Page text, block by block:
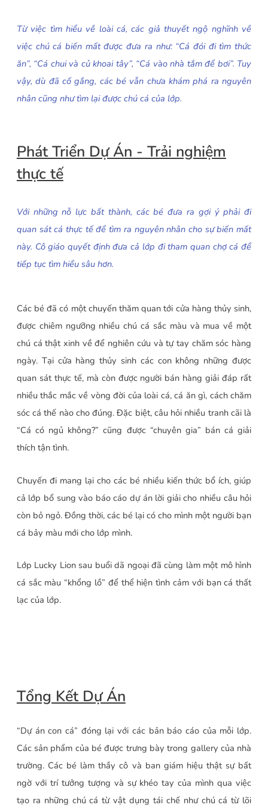
Từ việc tìm hiểu về loài cá, các giả thuyết ngộ nghĩnh về
việc chú cá biến mất được đưa ra như: “Cá đói đi tìm thức
ăn”, “Cá chui và củ khoai tây”, “Cá vào nhà tắm để bơi”. Tuy
vậy, dù đã cố gắng, các bé vẫn chưa khám phá ra nguyên
nhân cũng như tìm lại được chú cá của lớp.
Phát Triển Dự Án - Trải nghiệm
thực tế
Với những nỗ lực bất thành, các bé đưa ra gợi ý phải đi
quan sát cá thực tế để tìm ra nguyên nhân cho sự biến mất
này. Cô giáo quyết định đưa cả lớp đi tham quan chợ cá để
tiếp tục tìm hiểu sâu hơn.
Các bé đã có một chuyến thăm quan tới cửa hàng thủy sinh,
được chiêm ngưỡng nhiều chú cá sắc màu và mua về một
chú cá thật xinh về để nghiên cứu và tự tay chăm sóc hàng
ngày. Tại cửa hàng thủy sinh các con không những được
quan sát thực tế, mà còn được người bán hàng giải đáp rất
nhiều thắc mắc về vòng đời của loài cá, cá ăn gì, cách chăm
sóc cá thế nào cho đúng. Đặc biệt, câu hỏi nhiều tranh cãi là
“Cá có ngủ không?” cũng được “chuyên gia” bán cá giải
thích tận tình.
Chuyến đi mang lại cho các bé nhiều kiến thức bổ ích, giúp
cả lớp bổ sung vào báo cáo dự án lời giải cho nhiều câu hỏi
còn bỏ ngỏ. Đồng thời, các bé lại có cho mình một người bạn
cá bảy màu mới cho lớp mình.
Lớp Lucky Lion sau buổi dã ngoại đã cùng làm một mô hình
cá sắc màu “khổng lồ” để thể hiện tình cảm với bạn cá thất
lạc của lớp.
Tổng Kết Dự Án
“Dự án con cá” đóng lại với các bản báo cáo của mỗi lớp.
Các sản phẩm của bé được trưng bày trong gallery của nhà
trường. Các bé làm thầy cô và ban giám hiệu thật sự bất
ngờ với trí tưởng tượng và sự khéo tay của mình qua việc
tạo ra những chú cá từ vật dụng tái chế như chú cá từ lõi